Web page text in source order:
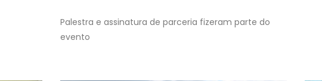
Palestra e assinatura de parceria fizeram parte do
evento